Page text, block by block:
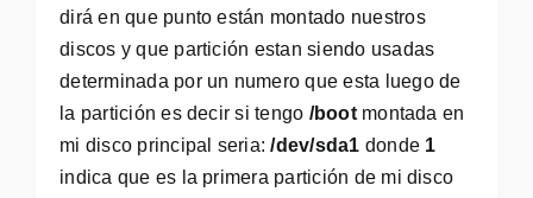
dirá en que punto están montado nuestros
discos y que partición estan siendo usadas
determinada por un numero que esta luego de
la partición es decir si tengo /bootmontada en
mi disco principal seria:/dev/sda1 donde 1
indica que es la primera partición de mi disco